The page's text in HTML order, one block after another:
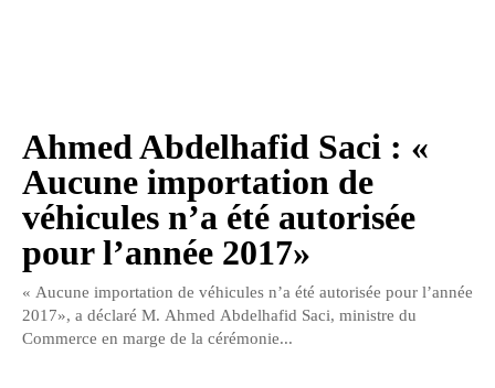
Ahmed Abdelhafid Saci : «
Aucune importation de
véhicules n’a été autorisée
pour l’année 2017»
« Aucune importation de véhicules n’a été autorisée pour l’année
2017», a déclaré M. Ahmed Abdelhafid Saci, ministre du
Commerce en marge de la cérémonie...